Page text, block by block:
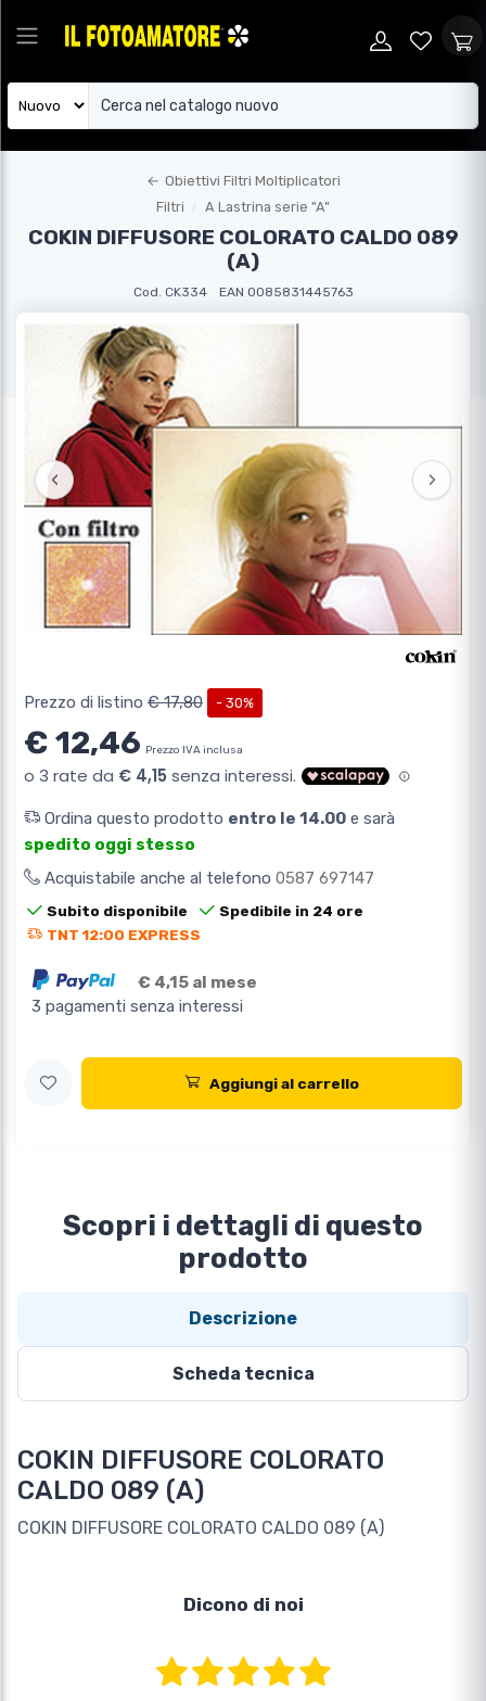
← Obiettivi Filtri Moltiplicatori
Filtri
A Lastrina serie "A"
COKIN DIFFUSORE COLORATO CALDO 089
(A)
Cod. CK334 EAN 0085831445763
‹ ›
Prezzo di listino € 17,80 - 30%
€ 12,46 Prezzo IVA inclusa
Ordina questo prodotto entro le 14.00 e sarà
spedito oggi stesso
Acquistabile anche al telefono 0587 697147
Subito disponibile
Spedibile in 24 ore
TNT 12:00 EXPRESS
€ 4,15 al mese
3 pagamenti senza interessi
Aggiungi al carrello
Scopri i dettagli di questo
prodotto
Descrizione
Scheda tecnica
COKIN DIFFUSORE COLORATO
CALDO 089 (A)
COKIN DIFFUSORE COLORATO CALDO 089 (A)
Dicono di noi